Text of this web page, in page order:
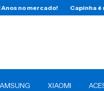
no mercado! Capinha é na
XIAOMI